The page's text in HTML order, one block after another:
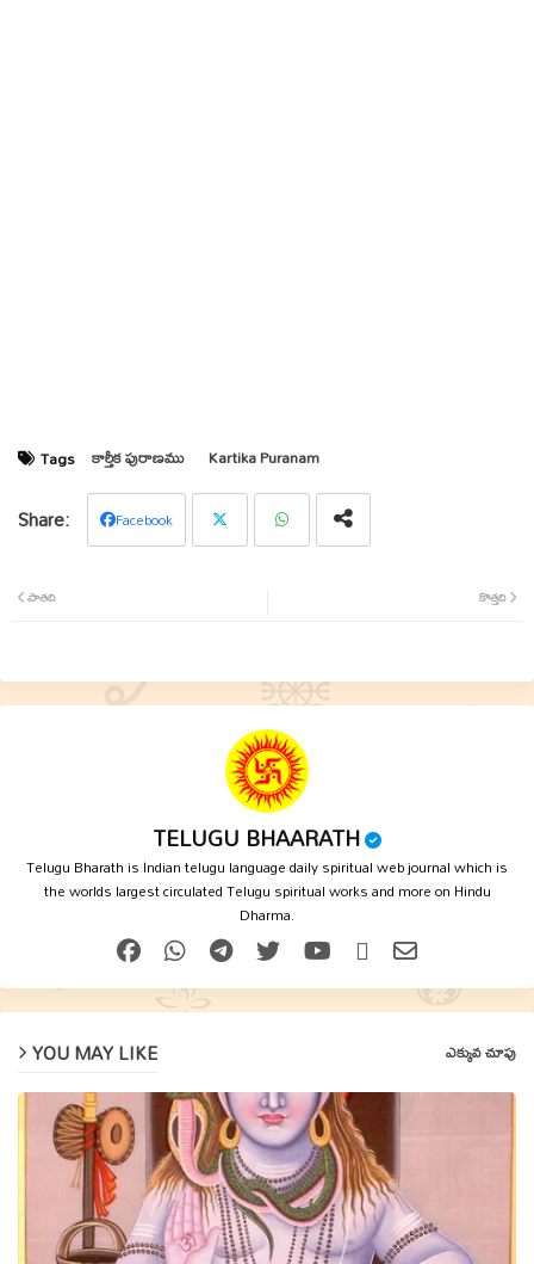
Tags కార్తీక పురాణము Kartika Puranam
Facebook
కొత్తది
పాతది
TELUGU BHAARATH
Telugu Bharath is Indian telugu language daily spiritual web journal which is
the worlds largest circulated Telugu spiritual works and more on Hindu
Dharma.
YOU MAY LIKE ఎక్కువ చూపు